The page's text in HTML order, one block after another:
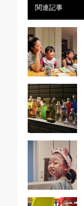
関連記事